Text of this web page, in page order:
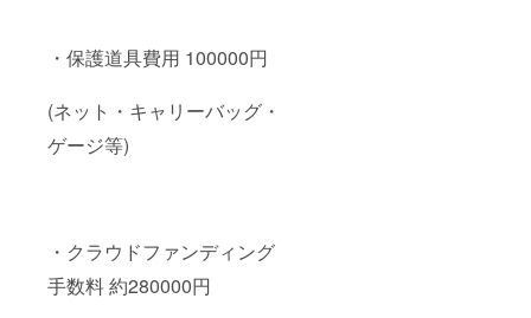
・保護道具費用 100000円
(ネット・キャリーバッグ・
ゲージ等)
・クラウドファンディング
手数料 約280000円